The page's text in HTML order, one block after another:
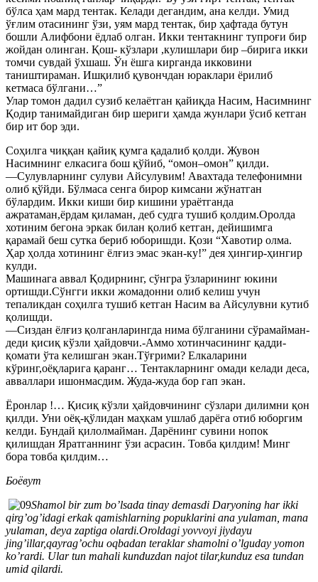
бўлса ҳам мард тентак. Келади дегандим, ана келди. Умид
ўғлим отасининг ўзи, уям мард тентак, бир ҳафтада бутун
бошли Алифбони ёдлаб олган. Икки тентакнинг тупроғи бир
жойдан олинган. Қош- кўзлари ,кулишлари бир –бирига икки
томчи сувдай ўхшаш. Ўн ёшга кирганда икковини
таништираман. Ишқилиб қувончдан юраклари ёрилиб
кетмаса бўлгани…”
Улар томон дадил сузиб келаётган қайиқда Насим, Насимнинг
Қодир танимайдиган бир шериги ҳамда жунлари ўсиб кетган
бир ит бор эди.
Соҳилга чиққан қайиқ қумга қадалиб қолди. Жувон
Насимнинг елкасига бош қўйиб, “омон–омон” қилди.
—Сулувларнинг сулуви Айсулувим! Авахтада телефонимни
олиб қўйди. Бўлмаса сенга бирор кимсани жўнатган
бўлардим. Икки киши бир кишини ураётганда
ажратаман,ёрдам қиламан, деб судга тушиб қолдим.Оролда
хотиним бегона эркак билан қолиб кетган, дейишимга
қарамай беш сутка бериб юборишди. Қози “Хавотир олма.
Ҳар ҳолда хотининг ёлғиз эмас экан-ку!” дея ҳингир-ҳингир
кулди.
Машинага аввал Қодирнинг, сўнгра ўзларининг юкини
ортишди.Сўнгги икки жомадонни олиб келиш учун
тепаликдан соҳилга тушиб кетган Насим ва Айсулувни кутиб
қолишди.
—Сиздан ёлғиз қолганларингда нима бўлганини сўрамайман-
деди қисиқ кўзли ҳайдовчи.-Аммо хотинчасининг қадди-
қомати ўта келишган экан.Тўғрими? Елкаларини
кўринг,оёқларига қаранг… Тентакларнинг омади келади деса,
авваллари ишонмасдим. Жуда-жуда бор гап экан.
Ёронлар !… Қисиқ кўзли ҳайдовчининг сўзлари дилимни қон
қилди. Уни оёқ-қўлидан маҳкам ушлаб дарёга отиб юборгим
келди. Бундай қилолмайман. Дарёнинг сувини нопок
қилишдан Яратганнинг ўзи асрасин. Товба қилдим! Минг
бора товба қилдим…
Боёвут
Shamol bir zum boʼlsada tinay demasdi Daryoning har ikki
qirgʼogʼidagi erkak qamishlarning popuklarini ana yulaman, mana
yulaman, deya zaptiga olardi.Oroldagi yovvoyi jiydayu
jingʼillar,qayragʼochu oqbadan teraklar shamolni oʼlguday yomon
koʼrardi. Ular tun mahali kunduzdan najot tilar,kunduz esa tundan
umid qilardi.